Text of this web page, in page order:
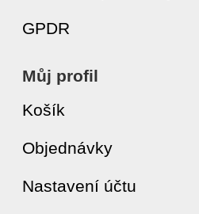
GPDR
Můj profil
Košík
Objednávky
Nastavení účtu